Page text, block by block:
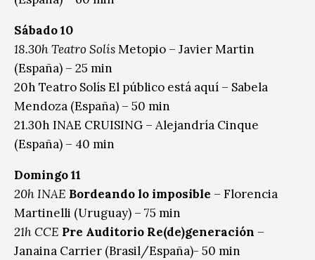
Sábado 10
18.30h Teatro SolísMetopio – Javier Martin
(España) – 25 min
20h Teatro Solís El público está aquí – Sabela
Mendoza (España) – 50 min
21.30h INAE CRUISING – Alejandría Cinque
(España) – 40 min
Domingo 11
20h INAE Bordeando lo imposible – Florencia
Martinelli (Uruguay) – 75 min
21h CCE Pre Auditorio Re(de)generación –
Janaina Carrier (Brasil/España)- 50 min